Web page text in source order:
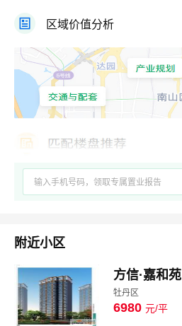
区域价值分析
附近小区
图片
方信·嘉和苑
牡丹区
6980 元/平